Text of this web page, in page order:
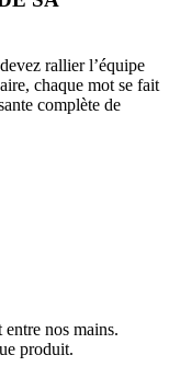
rallier l’équipe
chaque mot se fait
complète de
nos mains.
produit.